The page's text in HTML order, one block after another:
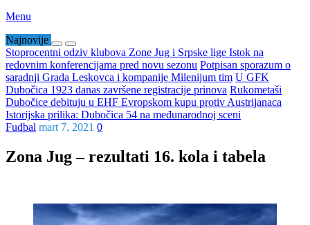
Menu
Najnovije
Stoprocentni odziv klubova Zone Jug i Srpske lige Istok na
redovnim konferencijama pred novu sezonu Potpisan sporazum o
saradnji Grada Leskovca i kompanije Milenijum tim U GFK
Dubočica 1923 danas završene registracije prinova Rukometaši
Dubočice debituju u EHF Evropskom kupu protiv Austrijanaca
Istorijska prilika: Dubočica 54 na međunarodnoj sceni
Fudbal mart 7, 2021 0
Zona Jug – rezultati 16. kola i tabela